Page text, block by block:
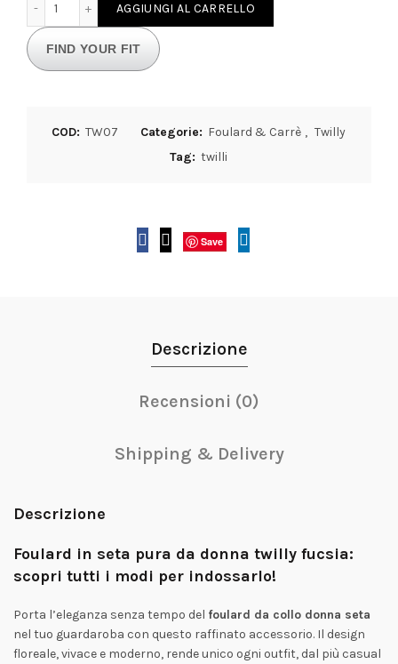
AGGIUNGI AL CARRELLO
FIND YOUR FIT
COD: TW07 Categorie: Foulard & Carrè , Twilly
Tag: twilli
Save
Descrizione
Recensioni (0)
Shipping & Delivery
Descrizione
Foulard in seta pura da donna twilly fucsia:
scopri tutti i modi per indossarlo!
Porta l’eleganza senza tempo del foulard da collo donna seta
nel tuo guardaroba con questo raffinato accessorio. Il design
floreale, vivace e moderno, rende unico ogni outfit, dal più casual